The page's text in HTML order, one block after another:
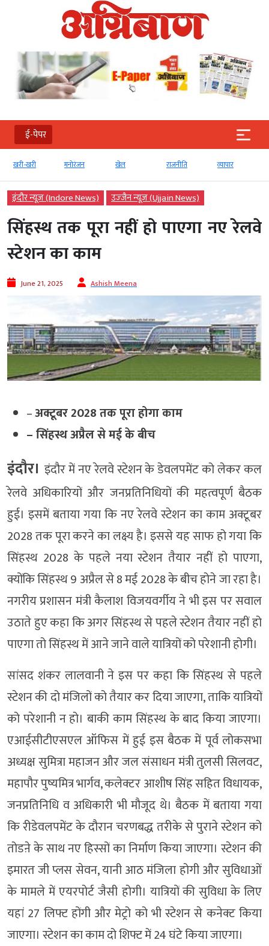
ई-पेपर
खरी-खरी मनोरंजन खेल राजनीति व्‍यापार
इंदौर न्यूज़ (Indore News) उज्‍जैन न्यूज़ (Ujjain News)
सिंहस्थ तक पूरा नहीं हो पाएगा नए रेलवे
स्टेशन का काम
June 21, 2025 Ashish Meena
–अक्टूबर 2028 तक पूरा होगा काम
– सिंहस्थ अप्रैल से मई के बीच
इंदौर। इंदौर में नए रेलवे स्टेशन के डेवलपमेंट को लेकर कल
रेलवे अधिकारियों और जनप्रतिनिधियों की महत्वपूर्ण बैठक
हुई। इसमें बताया गया कि नए रेलवे स्टेशन का काम अक्टूबर
2028 तक पूरा करने का लक्ष्य है। इससे यह साफ हो गया कि
सिंहस्थ 2028 के पहले नया स्टेशन तैयार नहीं हो पाएगा,
क्योंकि सिंहस्थ 9 अप्रैल से 8 मई 2028 के बीच होने जा रहा है।
नगरीय प्रशासन मंत्री कैलाश विजयवर्गीय ने भी इस पर सवाल
उठाते हुए कहा कि अगर सिंहस्थ से पहले स्टेशन तैयार नहीं हो
पाएगा तो सिंहस्थ में आने जाने वाले यात्रियों को परेशानी होगी।
सांसद शंकर लालवानी ने इस पर कहा कि सिंहस्थ से पहले
स्टेशन की दो मंजिलों को तैयार कर दिया जाएगा, ताकि यात्रियों
को परेशानी न हो। बाकी काम सिंहस्थ के बाद किया जाएगा।
एआईसीटीएसएल ऑफिस में हुई इस बैठक में पूर्व लोकसभा
अध्यक्ष सुमित्रा महाजन और जल संसाधन मंत्री तुलसी सिलवट,
महापौर पुष्यमित्र भार्गव, कलेक्टर आशीष सिंह सहित विधायक,
जनप्रतिनिधि व अधिकारी भी मौजूद थे। बैठक में बताया गया
कि रीडेवलपमेंट के दौरान चरणबद्ध तरीके से पुराने स्टेशन को
तोडऩे के साथ नए हिस्सों का निर्माण किया जाएगा। स्टेशन की
इमारत जी प्लस सेवन, यानी आठ मंजिला होगी और सुविधाओं
के मामले में एयरपोर्ट जैसी होगी। यात्रियों की सुविधा के लिए
यहां 27 लिफ्ट होंगी और मेट्रो को भी स्टेशन से कनेक्ट किया
जाएगा। स्टेशन का काम दो शिफ्ट में 24 घंटे किया जाएगा।